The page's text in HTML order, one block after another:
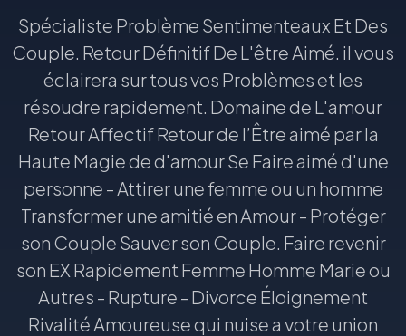
Spécialiste Problème Sentimenteaux Et Des
Couple. Retour Définitif De L'être Aimé. il vous
éclairera sur tous vos Problèmes et les
résoudre rapidement. Domaine de L'amour
Retour Affectif Retour de l’Être aimé par la
Haute Magie de d'amour Se Faire aimé d'une
personne - Attirer une femme ou un homme
Transformer une amitié en Amour - Protéger
son Couple Sauver son Couple. Faire revenir
son EX Rapidement Femme Homme Marie ou
Autres - Rupture - Divorce Éloignement
Rivalité Amoureuse qui nuise a votre union